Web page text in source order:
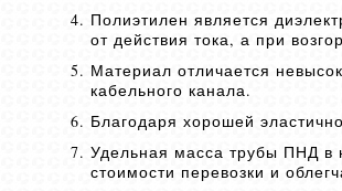
Полиэтилен является
от действия тока, а при
Материал отличается
кабельного канала.
Благодаря хорошей
Удельная масса трубы ПНД в
стоимости перевозки и